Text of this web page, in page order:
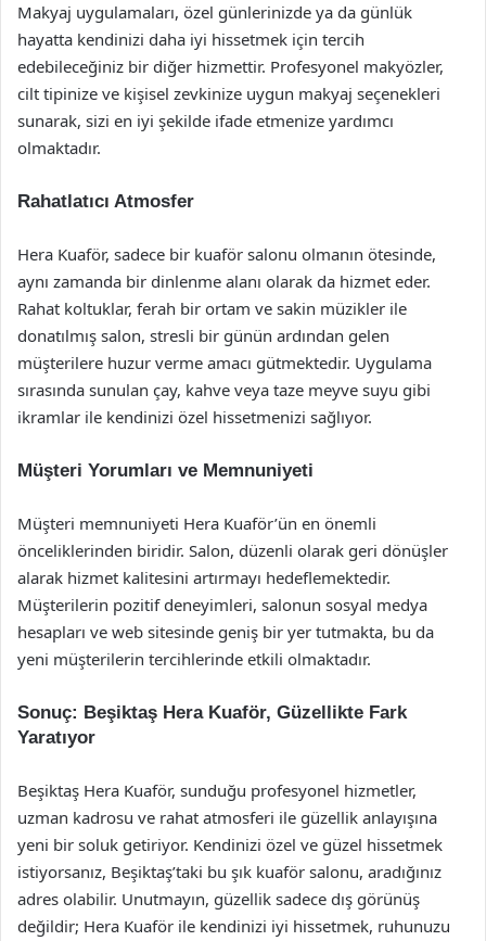
Makyaj uygulamaları, özel günlerinizde ya da günlük
hayatta kendinizi daha iyi hissetmek için tercih
edebileceğiniz bir diğer hizmettir. Profesyonel makyözler,
cilt tipinize ve kişisel zevkinize uygun makyaj seçenekleri
sunarak, sizi en iyi şekilde ifade etmenize yardımcı
olmaktadır.
Rahatlatıcı Atmosfer
Hera Kuaför, sadece bir kuaför salonu olmanın ötesinde,
aynı zamanda bir dinlenme alanı olarak da hizmet eder.
Rahat koltuklar, ferah bir ortam ve sakin müzikler ile
donatılmış salon, stresli bir günün ardından gelen
müşterilere huzur verme amacı gütmektedir. Uygulama
sırasında sunulan çay, kahve veya taze meyve suyu gibi
ikramlar ile kendinizi özel hissetmenizi sağlıyor.
Müşteri Yorumları ve Memnuniyeti
Müşteri memnuniyeti Hera Kuaför’ün en önemli
önceliklerinden biridir. Salon, düzenli olarak geri dönüşler
alarak hizmet kalitesini artırmayı hedeflemektedir.
Müşterilerin pozitif deneyimleri, salonun sosyal medya
hesapları ve web sitesinde geniş bir yer tutmakta, bu da
yeni müşterilerin tercihlerinde etkili olmaktadır.
Sonuç: Beşiktaş Hera Kuaför, Güzellikte Fark
Yaratıyor
Beşiktaş Hera Kuaför, sunduğu profesyonel hizmetler,
uzman kadrosu ve rahat atmosferi ile güzellik anlayışına
yeni bir soluk getiriyor. Kendinizi özel ve güzel hissetmek
istiyorsanız, Beşiktaş’taki bu şık kuaför salonu, aradığınız
adres olabilir. Unutmayın, güzellik sadece dış görünüş
değildir; Hera Kuaför ile kendinizi iyi hissetmek, ruhunuzu